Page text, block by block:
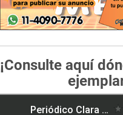
¡Consulte aquí